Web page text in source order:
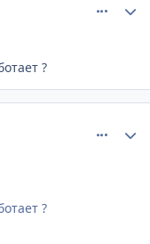
?
?